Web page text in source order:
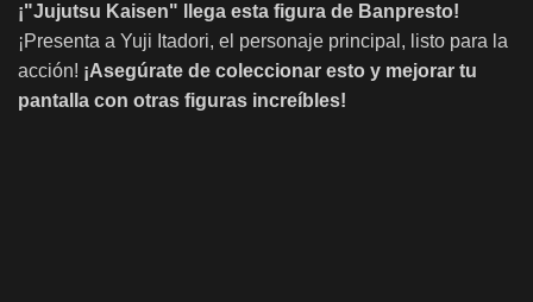
¡"Jujutsu Kaisen" llega esta figura de Banpresto!
¡Presenta a Yuji Itadori, el personaje principal, listo para la
acción! ¡Asegúrate de coleccionar esto y mejorar tu
pantalla con otras figuras increíbles!